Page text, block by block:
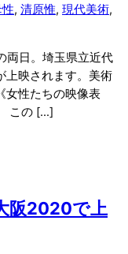
, 清原惟, 現代美術,
両日。埼玉県立近代
上映されます。美術
女性たちの映像表
この […]
阪2020で上